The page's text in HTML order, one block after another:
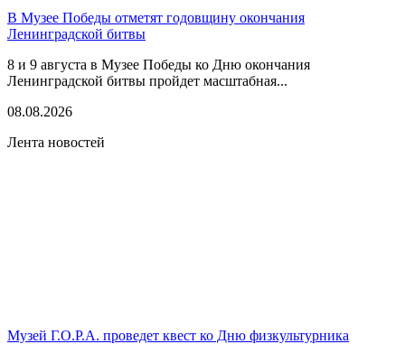
В Музее Победы отметят годовщину окончания
Ленинградской битвы
8 и 9 августа в Музее Победы ко Дню окончания
Ленинградской битвы пройдет масштабная...
08.08.2026
Лента новостей
Музей Г.О.Р.А. проведет квест ко Дню физкультурника